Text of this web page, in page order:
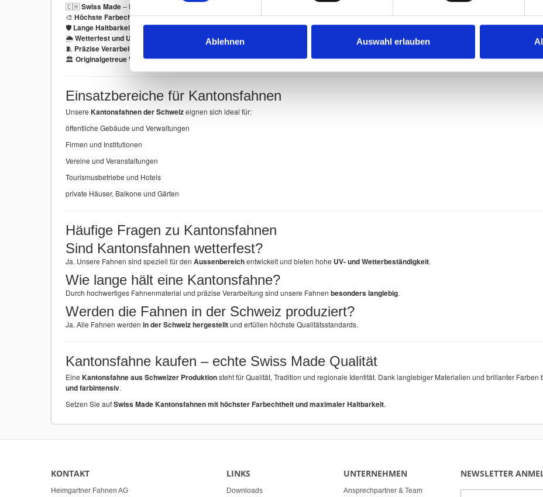
Ablehnen Auswahl erlauben
🇨🇭Swiss Made– hergestellt in der Schweiz
🎨 Höchste Farbechtheit– brillante und langlebige Farben
🛡 Lange Haltbarkeit
– robustes Fahnenmaterial
🌦Wetterfest und UV-beständig
– ideal für den Aussenbereich
🧵 Präzise Verarbeitung
– verstärkte Nähte und stabile Ausführung
🏛 Originalgetreue Wappen– detailgenauer Druck
Einsatzbereiche für Kantonsfahnen
Unsere Kantonsfahnen der Schweizeignen sich ideal für:
öffentliche Gebäude und Verwaltungen
Firmen und Institutionen
Vereine und Veranstaltungen
Tourismusbetriebe und Hotels
private Häuser, Balkone und Gärten
Häufige Fragen zu Kantonsfahnen
Sind Kantonsfahnen wetterfest?
Ja. Unsere Fahnen sind speziell für den Aussenbereichentwickelt und bieten hohe UV- und Wetterbeständigkeit.
Wie lange hält eine Kantonsfahne?
Durch hochwertiges Fahnenmaterial und präzise Verarbeitung sind unsere Fahnen besonders langlebig.
Werden die Fahnen in der Schweiz produziert?
Ja. Alle Fahnen werden in der Schweiz hergestelltund erfüllen höchste Qualitätsstandards.
Kantonsfahne kaufen – echte Swiss Made Qualität
Eine Kantonsfahne aus Schweizer Produktionsteht für Qualität, Tradition und regionale Identität. Dank langlebiger Materialien und brillanter
und farbintensiv.
Setzen Sie aufSwiss Made Kantonsfahnen mit höchster Farbechtheit und maximaler Haltbarkeit.
KONTAKT
Heimgartner Fahnen AG
LINKS
Downloads
UNTERNEHMEN
Ansprechpartner & Team
NEWSLETTER